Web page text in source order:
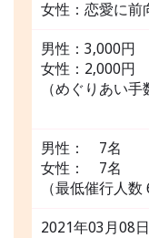
女性：恋愛に前
男性：3,000円
女性：2,000円
（めぐりあい手
男性： 7名
女性： 7名
（最低催行人数
2021年03月08